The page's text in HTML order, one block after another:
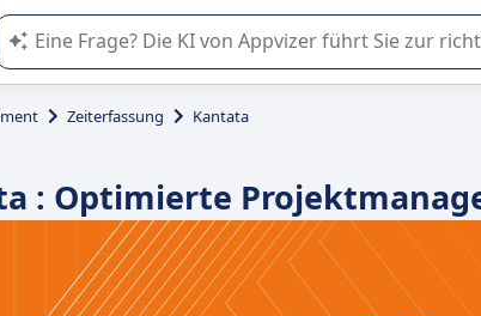
Die KI von Appvizer führt Sie bei der Nutzung oder
Zeiterfassung Kantata
: Optimierte